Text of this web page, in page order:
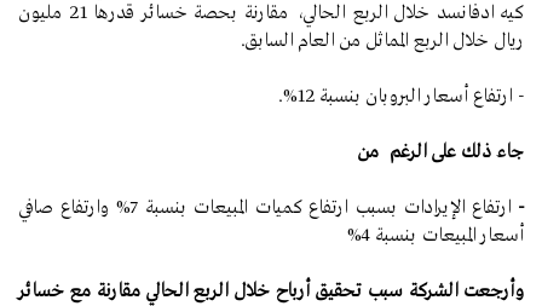
كيه ادفانسد خلال الربع الحالي، مقارنة بحصة خسائر قدرها 21 مليون
ريال خلال الربع المماثل من العام السابق.
- ارتفاع أسعار البروبان بنسبة 12%.
جاء ذلك على الرغم من
-
ارتفاع الإيرادات بسبب ارتفاع كميات المبيعات بنسبة 7% وارتفاع صافي
أسعار المبيعات بنسبة 4%
وأرجعت الشركة سبب تحقيق أرباح خلال الربع الحالي مقارنة مع خسائر